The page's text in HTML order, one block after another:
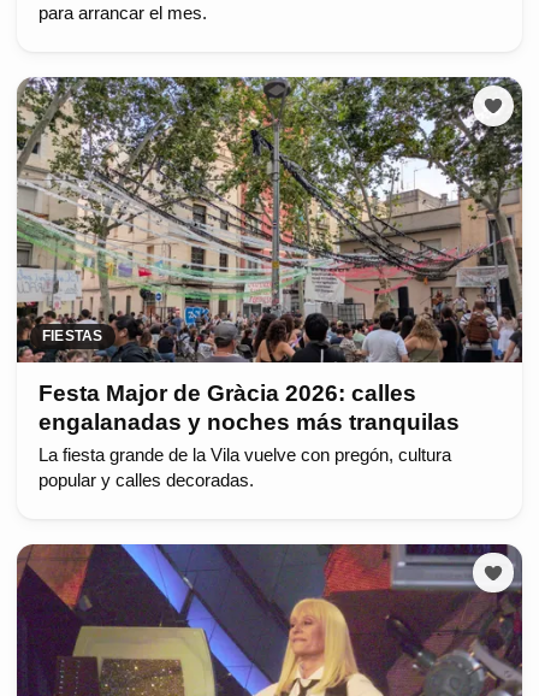
para arrancar el mes.
FIESTAS
Festa Major de Gràcia 2026: calles
engalanadas y noches más tranquilas
La fiesta grande de la Vila vuelve con pregón, cultura
popular y calles decoradas.